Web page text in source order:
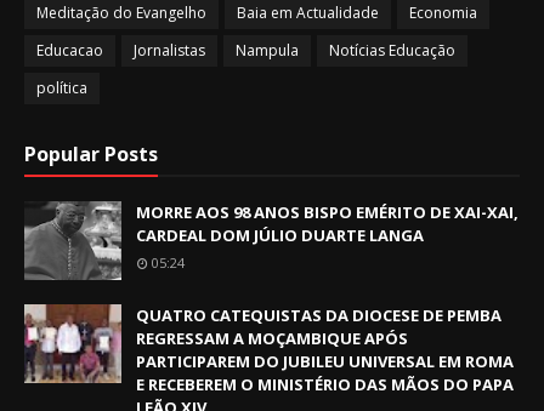
Meditação do Evangelho
Baia em Actualidade
Economia
Educacao
Jornalistas Nampula
Notícias Educação
política
Popular Posts
MORRE AOS 98 ANOS BISPO EMÉRITO DE XAI-XAI,
CARDEAL DOM JÚLIO DUARTE LANGA
05:24
QUATRO CATEQUISTAS DA DIOCESE DE PEMBA
REGRESSAM A MOÇAMBIQUE APÓS
PARTICIPAREM DO JUBILEU UNIVERSAL EM ROMA
E RECEBEREM O MINISTÉRIO DAS MÃOS DO PAPA